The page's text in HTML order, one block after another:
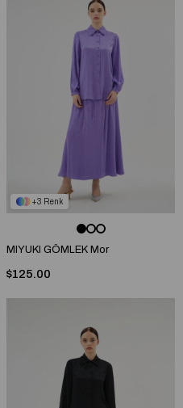
3
MIYUKI GÖMLEK Mor
$125.00